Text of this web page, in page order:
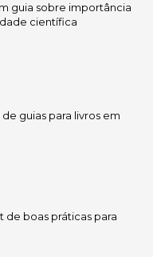
guia sobre importância
científica
guias para livros em
de boas práticas para